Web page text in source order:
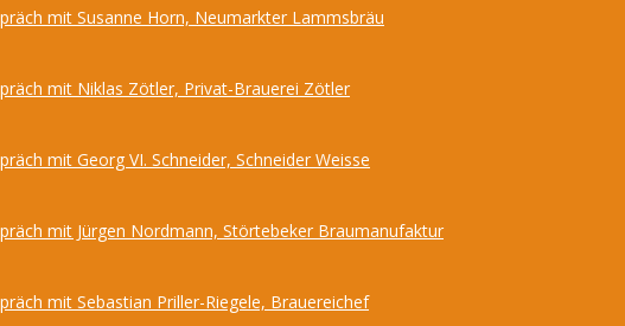
mit Susanne Horn, Neumarkter Lammsbräu
mit Niklas Zötler, Privat-Brauerei Zötler
mit Georg VI. Schneider, Schneider Weisse
mit Jürgen Nordmann, Störtebeker Braumanufaktur
mit Sebastian Priller-Riegele, Brauereichef